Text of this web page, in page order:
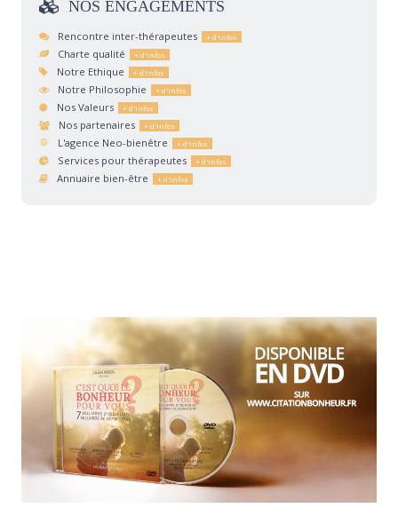
NOS ENGAGEMENTS
Rencontre inter-thérapeutes
Charte qualité
Notre Ethique
Notre Philosophie
Nos Valeurs
Nos partenaires
L'agence Neo-bienêtre
Services pour thérapeutes
Annuaire bien-être